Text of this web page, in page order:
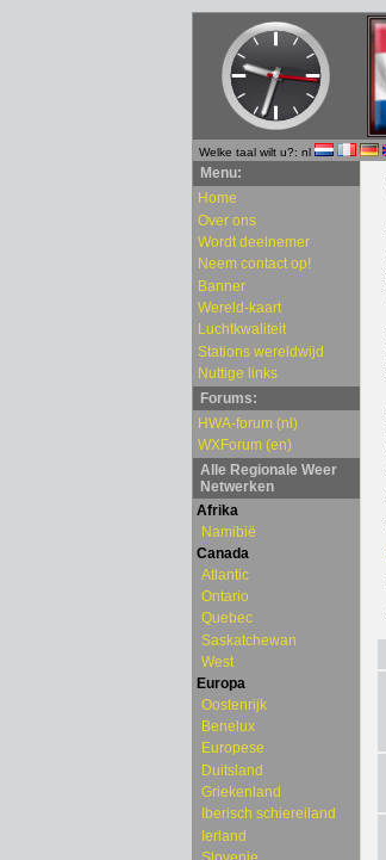
Welke taal wilt u?: nl
Menu:
Home
Over ons
Wordt deelnemer
Neem contact op!
Banner
Wereld-kaart
Luchtkwaliteit
Stations wereldwijd
Nuttige links
Forums:
HWA-forum (nl)
WXForum (en)
Alle Regionale Weer
Netwerken
Afrika
Namibië
Canada
Atlantic
Ontario
Quebec
Saskatchewan
West
Europa
Oostenrijk
Benelux
Europese
Duitsland
Griekenland
Iberisch schiereiland
Ierland